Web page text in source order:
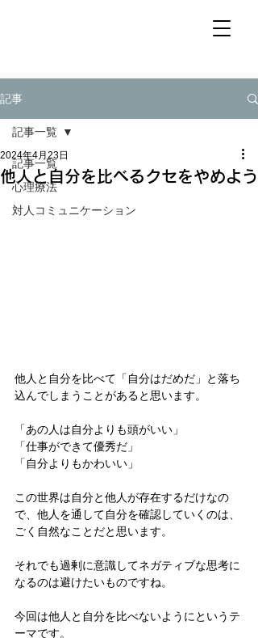
▼目次
記事
記事一覧
心理療法
対人コミュニケーション
記事一覧
他人と自分を比べるクセをやめよう
2024年4月23日
他人と自分を比べて「自分はだめだ」と落ち
込んでしまうことがあると思います。
「あの人は自分よりも頭がいい」
「仕事ができて優秀だ」
「自分よりもかわいい」
この世界は自分と他人が存在するだけなの
で、他人を通して自分を確認していくのは、
ごく自然なことだと思います。
それでも過剰に意識してネガティブな思考に
なるのは避けたいものですね。
今回は他人と自分を比べないようにというテ
ーマです。